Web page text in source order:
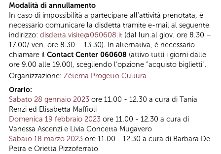
Modalità di annullamento
In caso di impossibilità a partecipare all’attività prenotata, è
necessario comunicare la disdetta tramite e-mail al seguente
indirizzo: disdetta.visite@060608.it (dal lun.al giov. ore 8.30 –
17.00/ ven. ore 8.30 – 13.30). In alternativa, è necessario
chiamare il Contact Center 060608 (attivo tutti i giorni dalle
ore 9.00 alle 19.00), scegliendo l’opzione “acquisto biglietti”.
Organizzazione: Zètema Progetto Cultura
Orario:
Sabato 28 gennaio 2023 ore 11.00 - 12.30 a cura di Tania
Renzi ed Elisabetta Maffioli
Domenica 19 febbraio 2023 ore 11.00 - 12.30 a cura di
Vanessa Ascenzi e Livia Concetta Mugavero
Sabato 18 marzo 2023 ore 11.00 - 12.30 a cura di Barbara De
Petra e Orietta Pizzoferrato